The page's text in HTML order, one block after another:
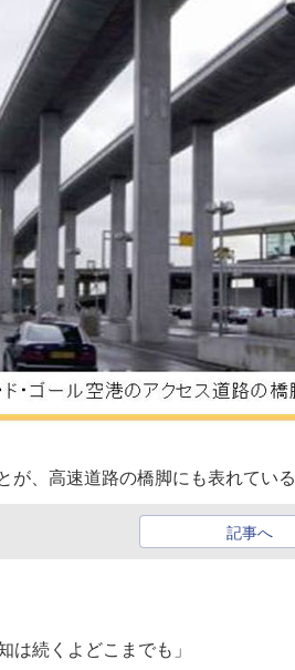
が、高速道路の橋脚にも表れている
記事へ
続くよどこまでも」